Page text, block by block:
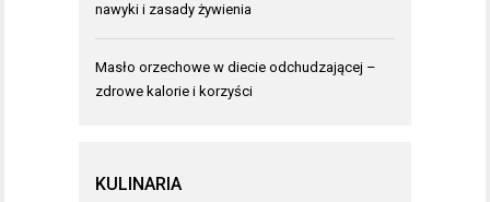
nawyki i zasady żywienia
Masło orzechowe w diecie odchudzającej –
zdrowe kalorie i korzyści
KULINARIA